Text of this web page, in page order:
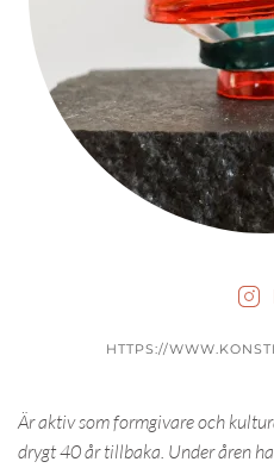
HTTPS://
Är aktiv som formgivare och
drygt 40 år tillbaka. Under åren